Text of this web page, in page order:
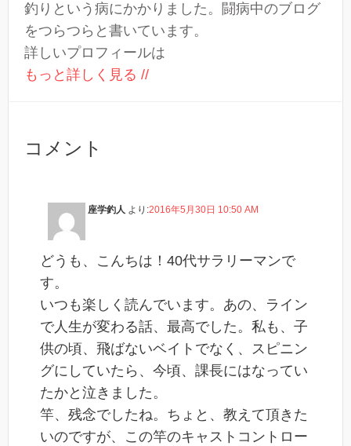
釣りという病にかかりました。闘病中のブログ
をつらつらと書いています。
詳しいプロフィールは
もっと詳しく見る //
コメント
座学釣人 より:2016年5月30日 10:50 AM
どうも、こんちは！40代サラリーマンで
す。
いつも楽しく読んでいます。あの、ライン
で人生が変わる話、最高でした。私も、子
供の頃、飛ばないベイトでなく、スピニン
グにしていたら、今頃、課長にはなってい
たかと泣きました。
竿、残念でしたね。ちょと、教えて頂きた
いのですが、この竿のキャストコントロー